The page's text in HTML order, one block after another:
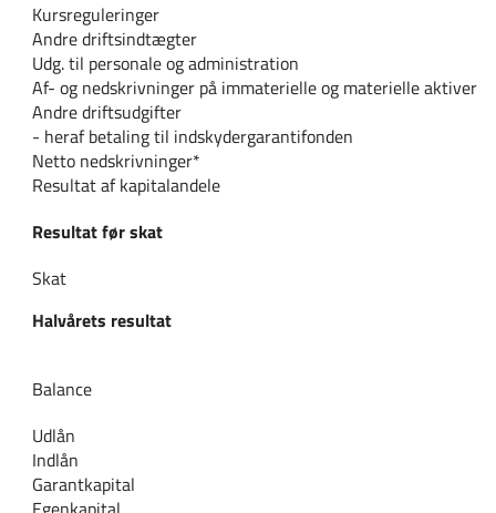
Kursreguleringer
Andre driftsindtægter
Udg. til personale og administration
Af- og nedskrivninger på immaterielle og materielle aktiver
Andre driftsudgifter
- heraf betaling til indskydergarantifonden
Netto nedskrivninger*
Resultat af kapitalandele
Resultat før skat
Skat
Halvårets resultat
Balance
Udlån
Indlån
Garantkapital